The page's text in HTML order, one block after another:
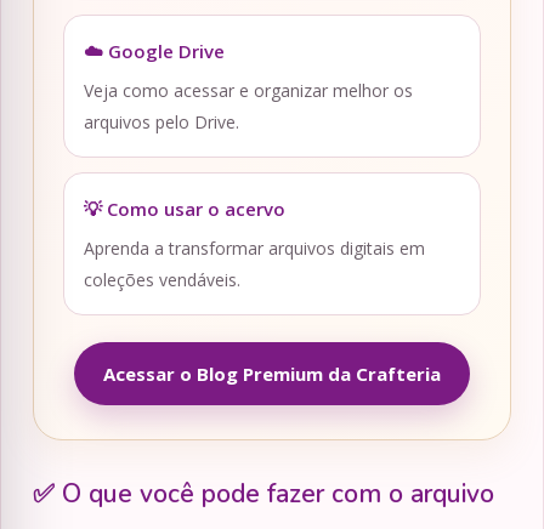
☁️ Google Drive
Veja como acessar e organizar melhor os
arquivos pelo Drive.
💡 Como usar o acervo
Aprenda a transformar arquivos digitais em
coleções vendáveis.
Acessar o Blog Premium da Crafteria
✅ O que você pode fazer com o arquivo